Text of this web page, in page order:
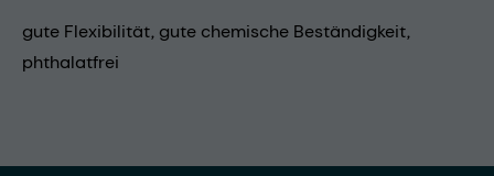
gute Flexibilität, gute chemische Beständigkeit,
phthalatfrei